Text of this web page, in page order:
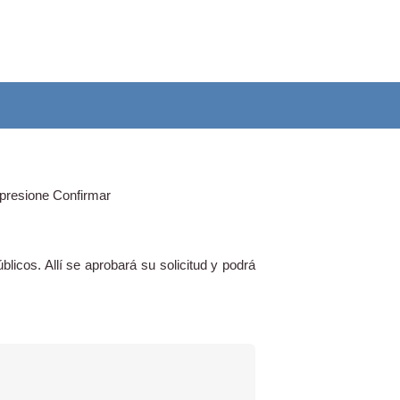
Confirmar
Allí se aprobará su solicitud y podrá